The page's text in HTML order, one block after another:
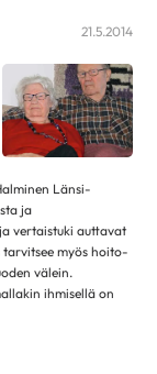
4
2
11
2
1
21.5.2014
Länsi-
ja
vertaistuki auttavat
tarvitsee myös hoito-
välein.
ihmisellä on